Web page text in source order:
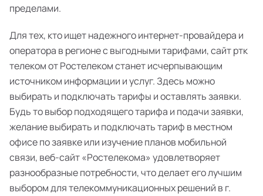
пределами.
Для тех, кто ищет надежного интернет-провайдера и
оператора в регионе с выгодными тарифами, сайт ртк
телеком от Ростелеком станет исчерпывающим
источником информации и услуг. Здесь можно
выбирать и подключать тарифы и оставлять заявки.
Будь то выбор подходящего тарифа и подачи заявки,
желание выбирать и подключать тариф в местном
офисе по заявке или изучение планов мобильной
связи, веб-сайт «Ростелекома» удовлетворяет
разнообразные потребности, что делает его лучшим
выбором для телекоммуникационных решений в г.